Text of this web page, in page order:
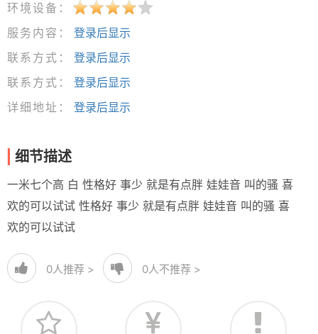
环境设备：
服务内容：
登录后显示
联系方式：
登录后显示
联系方式：
登录后显示
详细地址：
登录后显示
细节描述
一米七个高 白 性格好 事少 就是有点胖 娃娃音 叫的骚 喜
欢的可以试试 性格好 事少 就是有点胖 娃娃音 叫的骚 喜
欢的可以试试
0人推荐 > 0人不推荐 >